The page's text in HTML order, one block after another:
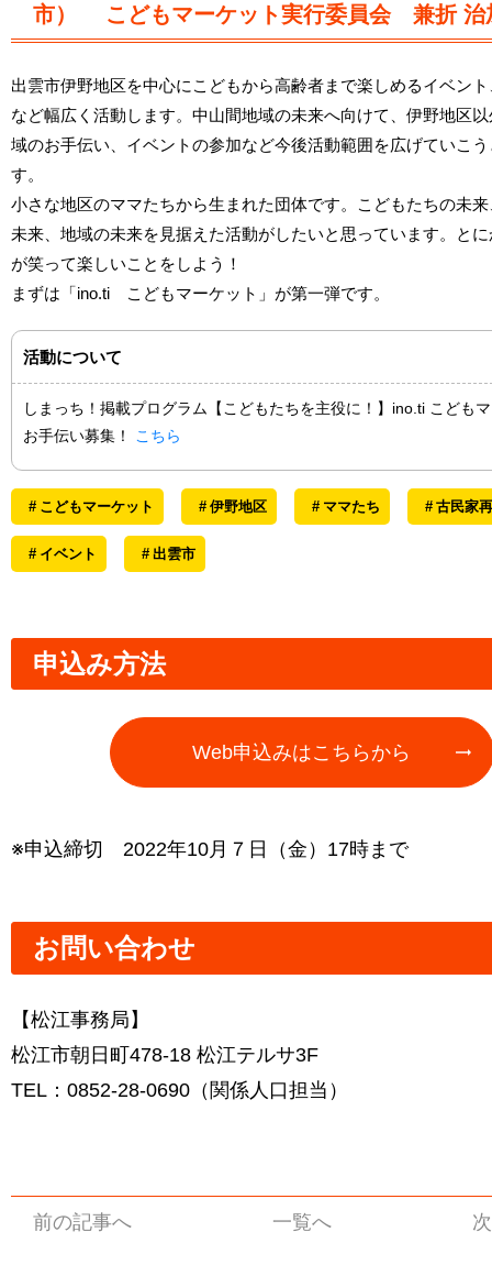
市） こどもマーケット実行委員会 兼折 治
出雲市伊野地区を中心にこどもから高齢者まで楽しめるイベン
など幅広く活動します。中山間地域の未来へ向けて、伊野地区
域のお手伝い、イベントの参加など今後活動範囲を広げていこ
す。
小さな地区のママたちから生まれた団体です。こどもたちの未
未来、地域の未来を見据えた活動がしたいと思っています。と
が笑って楽しいことをしよう！⁡
まずは「ino.ti こどもマーケット」が第一弾です。
活動について
しまっち！掲載プログラム【こどもたちを主役に！】ino.ti こども
お手伝い募集！
こちら
こどもマーケット 伊野地区 ママたち 古民家
イベント 出雲市
申込み方法
Web申込みはこちらから
※申込締切 2022年10月７日（金）17時まで
お問い合わせ
【松江事務局】
松江市朝日町478-18 松江テルサ3F
TEL：0852-28-0690（関係人口担当）
前の記事へ 一覧へ